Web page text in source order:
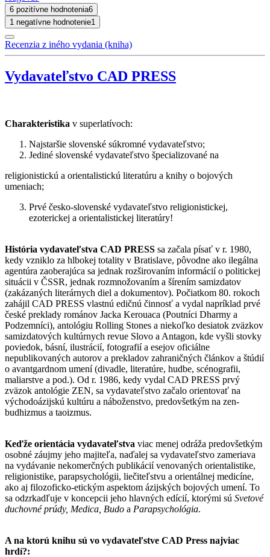
6 pozitívne hodnotenia6
1 negatívne hodnotenie1
Recenzia z iného vydania (kniha)
Vydavateľstvo CAD PRESS
Charakteristika v superlatívoch:
Najstaršie slovenské súkromné vydavateľstvo;
Jediné slovenské vydavateľstvo špecializované na
religionistickú a orientalistickú literatúru a knihy o bojových
umeniach;
Prvé česko-slovenské vydavateľstvo religionistickej,
ezoterickej a orientalistickej literatúry!
História vydavateľstva CAD PRESS sa začala písať v r. 1980,
kedy vzniklo za hlbokej totality v Bratislave, pôvodne ako ilegálna
agentúra zaoberajúca sa jednak rozširovaním informácií o politickej
situácii v ČSSR, jednak rozmnožovaním a šírením samizdatov
(zakázaných literárnych diel a dokumentov). Počiatkom 80. rokoch
zahájil CAD PRESS vlastnú edičnú činnosť a vydal napríklad prvé
české preklady románov Jacka Kerouaca (Poutníci Dharmy a
Podzemníci), antológiu Rolling Stones a niekoľko desiatok zväzkov
samizdatových kultúrnych revue Slovo a Antagon, kde vyšli stovky
poviedok, básní, ilustrácií, fotografií a esejov oficiálne
nepublikovaných autorov a prekladov zahraničných článkov a štúdií
o avantgardnom umení (divadle, literatúre, hudbe, scénografii,
maliarstve a pod.). Od r. 1986, kedy vydal CAD PRESS prvý
zväzok antológie ZEN, sa vydavateľstvo začalo orientovať na
východoázijskú kultúru a náboženstvo, predovšetkým na zen-
budhizmus a taoizmus.
Keďže orientácia vydavateľstva viac menej odráža predovšetkým
osobné záujmy jeho majiteľa, naďalej sa vydavateľstvo zameriava
na vydávanie nekomerčných publikácií venovaných orientalistike,
religionistike, parapsychológii, liečiteľstvu a orientálnej medicíne,
ako aj filozoficko-etickým aspektom ázijských bojových umení. To
sa odzrkadľuje v koncepcii jeho hlavných edícií, ktorými sú Svetové
duchovné prúdy, Medica, Budo a Parapsychológia.
A na ktorú knihu sú vo vydavateľstve CAD Press najviac
hrdí?: